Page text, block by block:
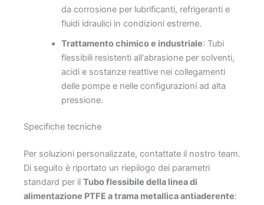
da corrosione per lubrificanti, refrigeranti e
fluidi idraulici in condizioni estreme.
Trattamento chimico e industriale: Tubi
flessibili resistenti all'abrasione per solventi,
acidi e sostanze reattive nei collegamenti
delle pompe e nelle configurazioni ad alta
pressione.
Specifiche tecniche
Per soluzioni personalizzate, contattate il nostro team.
Di seguito è riportato un riepilogo dei parametri
standard per il Tubo flessibile della linea di
alimentazione PTFE a trama metallica antiaderente: